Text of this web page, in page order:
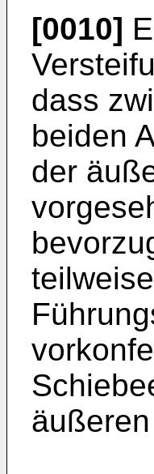
[0010]
dass
beiden
der